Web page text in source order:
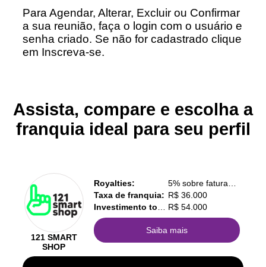
Para Agendar, Alterar, Excluir ou Confirmar
a sua reunião, faça o login com o usuário e
senha criado. Se não for cadastrado clique
em Inscreva-se.
Assista, compare e escolha a
franquia ideal para seu perfil
121 SMART
SHOP
Royalties:
Taxa de franquia: R$ 36.000
R$ 54.000
Saiba mais